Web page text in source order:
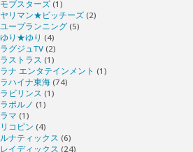
モブスターズ (1)
ヤリマン★ビッチーズ (2)
ユープランニング (5)
ゆり★ゆり (4)
ラグジュTV (2)
ラストラス (1)
ラナ エンタテインメント (1)
ラハイナ東海 (74)
ラビリンス (1)
ラポルノ (1)
ラマ (1)
リコピン (4)
ルナティックス (6)
レイディックス (24)